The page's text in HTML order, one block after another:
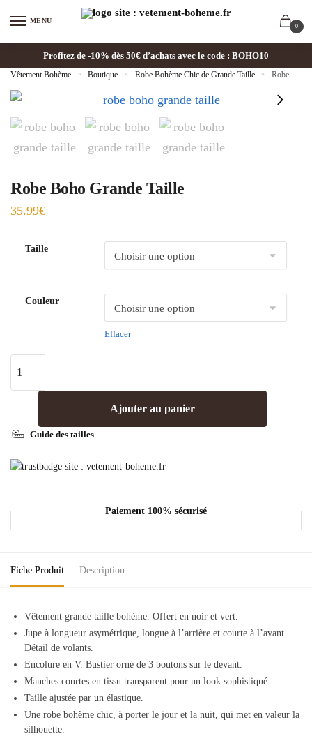
MENU
0
Profitez de -10% dès 50€ d’achats avec le code : BOHO10
Vêtement Bohème » Boutique » Robe Bohème Chic de Grande Taille » Robe Boho Grande Taille
Robe Boho Grande Taille
35.99€
Taille
Couleur
Effacer
Ajouter au panier
Guide des tailles
Paiement 100% sécurisé
Fiche Produit Description
Vêtement grande taille bohème. Offert en noir et vert.
Jupe à longueur asymétrique, longue à l’arrière et courte à l’avant.
Détail de volants.
Encolure en V. Bustier orné de 3 boutons sur le devant.
Manches courtes en tissu transparent pour un look sophistiqué.
Taille ajustée par un élastique.
Une robe bohème chic, à porter le jour et la nuit, qui met en valeur la
silhouette.